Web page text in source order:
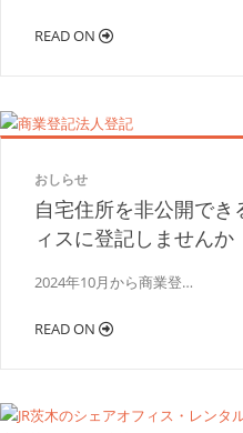
READ ON
おしらせ
自宅住所を非公開でき
ィスに登記しませんか
2024年10月から商業登…
READ ON